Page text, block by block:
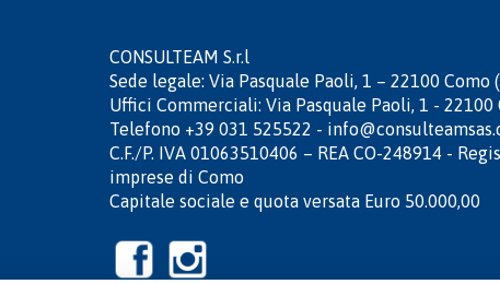
CONSULTEAM S.r.l
Sede legale: Via Pasquale Paoli, 1 – 22100 Como
Uffici Commerciali: Via Pasquale Paoli, 1 - 22100
Telefono +39 031 525522 -
C.F./P. IVA 01063510406 – REA CO-248914 -
imprese di Como
Capitale sociale e quota versata Euro 50.000,00